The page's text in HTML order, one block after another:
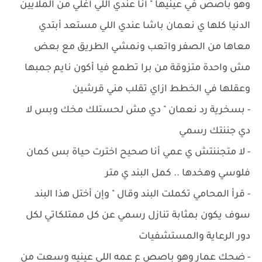
وهو باصص في عينيها " أنا عندي اللي أغلي من الملايين
الدنيا كلها ي نعمان باشا عندي اللي مستعد أبتدي
معاها من الصفر واتعب ونمشي الطريق مع بعض
مش واحدة متزوقة من برا تطمع فيا أكون نايم جمبها
وعقلها في الخطط ازاي تقلب مني قرشين
- بسخرية رد نعمان " دي مش لحستلك مخك وبس لا
دي جننتك رسمي
- لا متجننتش ي عمي أنا صحيح اخترت حياة بس كمان
فلوسي وهخدها .. كمل البند ي متر
- قرأ المحامي تكملت البند وقال " وإن أختل هذا البند
سوف يكون بمثابة تنازل رسمي عن كل ممتلكاتي لكل
دور الرعاية والمستشفيات
- ضحك عمار وهو باصص ع عمه اللي عينيه وسعت من